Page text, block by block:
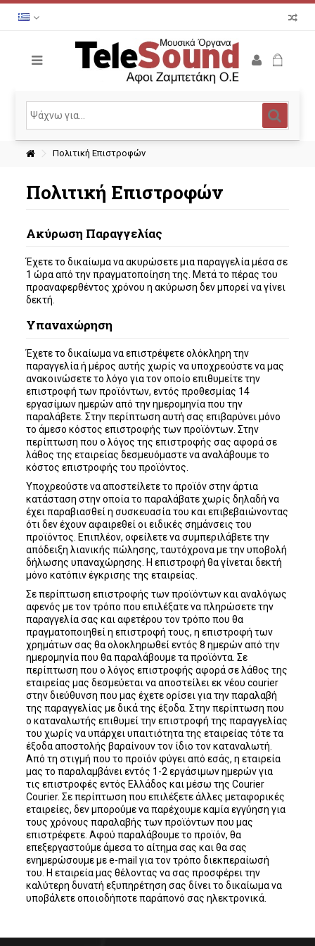
Πολιτική Επιστροφών
Πολιτική Επιστροφών
Ακύρωση Παραγγελίας
Έχετε το δικαίωμα να ακυρώσετε μια παραγγελία μέσα σε
1 ώρα από την πραγματοποίηση της. Μετά το πέρας του
προαναφερθέντος χρόνου η ακύρωση δεν μπορεί να γίνει
δεκτή.
Υπαναχώρηση
Έχετε το δικαίωμα να επιστρέψετε ολόκληρη την
παραγγελία ή μέρος αυτής χωρίς να υποχρεούστε να μας
ανακοινώσετε το λόγο για τον οποίο επιθυμείτε την
επιστροφή των προϊόντων, εντός προθεσμίας 14
εργασίμων ημερών από την ημερομηνία που την
παραλάβετε. Στην περίπτωση αυτή σας επιβαρύνει μόνο
το άμεσο κόστος επιστροφής των προϊόντων. Στην
περίπτωση που ο λόγος της επιστροφής σας αφορά σε
λάθος της εταιρείας δεσμευόμαστε να αναλάβουμε το
κόστος επιστροφής του προϊόντος.
Υποχρεούστε να αποστείλετε το προϊόν στην άρτια
κατάσταση στην οποία το παραλάβατε χωρίς δηλαδή να
έχει παραβιασθεί η συσκευασία του και επιβεβαιώνοντας
ότι δεν έχουν αφαιρεθεί οι ειδικές σημάνσεις του
προϊόντος. Επιπλέον, οφείλετε να συμπεριλάβετε την
απόδειξη λιανικής πώλησης, ταυτόχρονα με την υποβολή
δήλωσης υπαναχώρησης. Η επιστροφή θα γίνεται δεκτή
μόνο κατόπιν έγκρισης της εταιρείας.
Σε περίπτωση επιστροφής των προϊόντων και αναλόγως
αφενός με τον τρόπο που επιλέξατε να πληρώσετε την
παραγγελία σας και αφετέρου τον τρόπο που θα
πραγματοποιηθεί η επιστροφή τους, η επιστροφή των
χρημάτων σας θα ολοκληρωθεί εντός 8 ημερών από την
ημερομηνία που θα παραλάβουμε τα προϊόντα. Σε
περίπτωση που ο λόγος επιστροφής αφορά σε λάθος της
εταιρείας μας δεσμεύεται να αποστείλει εκ νέου courier
στην διεύθυνση που μας έχετε ορίσει για την παραλαβή
της παραγγελίας με δικά της έξοδα. Στην περίπτωση που
ο καταναλωτής επιθυμεί την επιστροφή της παραγγελίας
του χωρίς να υπάρχει υπαιτιότητα της εταιρείας τότε τα
έξοδα αποστολής βαραίνουν τον ίδιο τον καταναλωτή.
Από τη στιγμή που το προϊόν φύγει από εσάς, η εταιρεία
μας το παραλαμβάνει εντός 1-2 εργάσιμων ημερών για
τις επιστροφές εντός Ελλάδος και μέσω της Courier
Courier. Σε περίπτωση που επιλέξετε άλλες μεταφορικές
εταιρείες, δεν μπορούμε να παρέχουμε καμία εγγύηση για
τους χρόνους παραλαβής των προϊόντων που μας
επιστρέφετε. Αφού παραλάβουμε το προϊόν, θα
επεξεργαστούμε άμεσα το αίτημα σας και θα σας
ενημερώσουμε με e-mail για τον τρόπο διεκπεραίωσή
του. Η εταιρεία μας θέλοντας να σας προσφέρει την
καλύτερη δυνατή εξυπηρέτηση σας δίνει το δικαίωμα να
υποβάλετε οποιοδήποτε παράπονό σας ηλεκτρονικά.